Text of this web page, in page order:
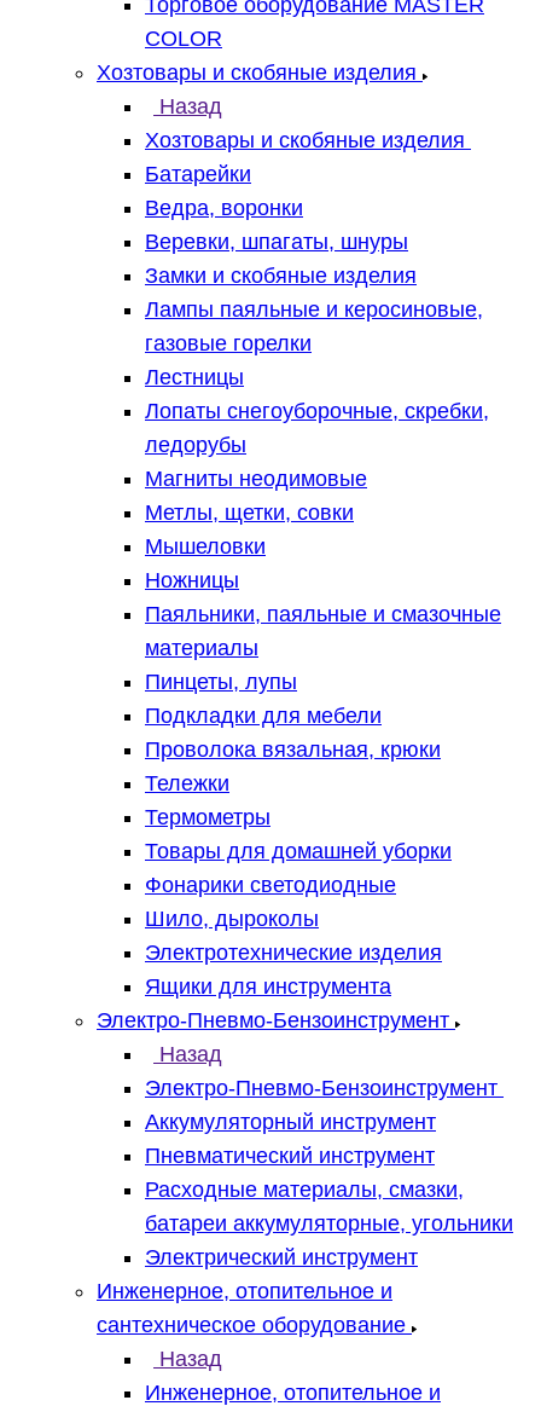
Торговое оборудование MASTER
COLOR
Хозтовары и скобяные изделия
Назад
Хозтовары и скобяные изделия
Батарейки
Ведра, воронки
Веревки, шпагаты, шнуры
Замки и скобяные изделия
Лампы паяльные и керосиновые,
газовые горелки
Лестницы
Лопаты снегоуборочные, скребки,
ледорубы
Магниты неодимовые
Метлы, щетки, совки
Мышеловки
Ножницы
Паяльники, паяльные и смазочные
материалы
Пинцеты, лупы
Подкладки для мебели
Проволока вязальная, крюки
Тележки
Термометры
Товары для домашней уборки
Фонарики светодиодные
Шило, дыроколы
Электротехнические изделия
Ящики для инструмента
Электро-Пневмо-Бензоинструмент
Назад
Электро-Пневмо-Бензоинструмент
Аккумуляторный инструмент
Пневматический инструмент
Расходные материалы, смазки,
батареи аккумуляторные, угольники
Электрический инструмент
Инженерное, отопительное и
сантехническое оборудование
Назад
Инженерное, отопительное и